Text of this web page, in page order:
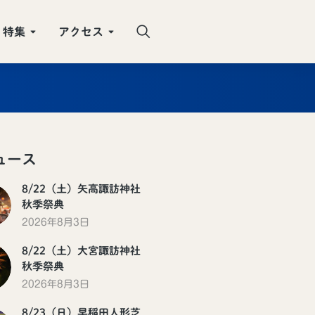
特集 アクセス
ース
8/22（土）矢高諏訪神社
秋季祭典
2026年8月3日
8/22（土）大宮諏訪神社
秋季祭典
2026年8月3日
8/23（日）早稲田人形芝